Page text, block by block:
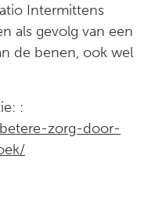
Intermittens
als gevolg van een
de benen, ook wel
:
zorg-door-